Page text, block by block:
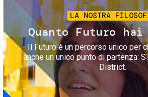
LA NOSTRA
Quanto Futuro hai
Il Futuro è un percorso unico per
anche un unico punto di partenza:
District.